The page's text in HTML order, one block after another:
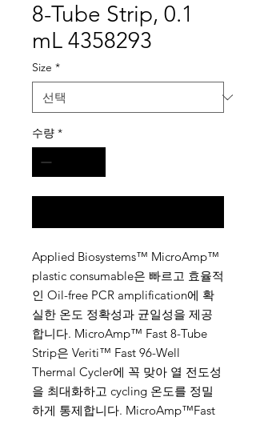
8-Tube Strip, 0.1
mL 4358293
Size *
수량 *
Applied Biosystems™ MicroAmp™
plastic consumable은 빠르고 효율적
인 Oil-free PCR amplification에 확
실한 온도 정확성과 균일성을 제공
합니다. MicroAmp™ Fast 8-Tube
Strip은 Veriti™ Fast 96-Well
Thermal Cycler에 꼭 맞아 열 전도성
을 최대화하고 cycling 온도를 정밀
하게 통제합니다. MicroAmp™Fast